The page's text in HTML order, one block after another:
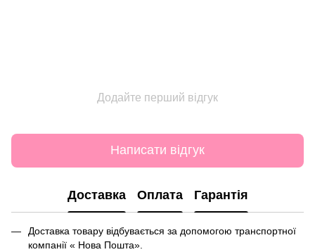
Додайте перший відгук
Написати відгук
Доставка Оплата Гарантія
Доставка товару відбувається за допомогою транспортної
компанії « Нова Пошта».